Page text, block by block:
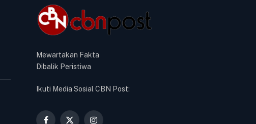
Mewartakan Fakta
Dibalik Peristiwa
Ikuti Media Sosial CBN Post: